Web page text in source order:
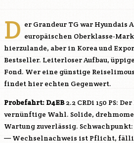
D er Grandeur TG war Hyundais
europäischen Oberklasse-
hierzulande, aber in Korea und
Bestseller. Leiterloser Aufbau,
Fond. Wer eine günstige
findet hier echten Gegenwert.
Probefahrt: D4EB2.2 CRDi 150 PS:
vernünftige Wahl. Solide,
Wartung zuverlässig.
— Wechselnachweis ist Pflicht,